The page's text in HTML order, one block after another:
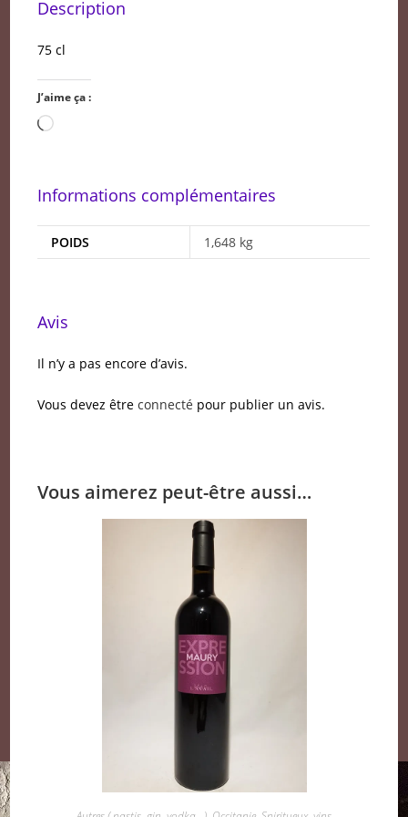
Description
75 cl
J’aime ça :
Chargement…
Informations complémentaires
POIDS 1,648 kg
Avis
Il n’y a pas encore d’avis.
Vous devez êtreconnecté pour publier un avis.
Vous aimerez peut-être aussi…